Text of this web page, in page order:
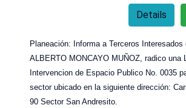
Details
Planeación: Informa a Terceros Interesados
ALBERTO MONCAYO MUÑOZ, radico una
Intervencion de Espacio Publico No. 0035
sector ubicado en la siguiente dirección:
90 Sector San Andresito.